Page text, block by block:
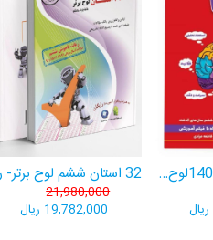
هوش برتر ششم 1404لوح برتر- ((ویژۀ آزمون تیزهوشان پایۀ ششم+ فیلم آموزشی + سامانۀ آزمون‌ساز رایگان))
21,980,000
19,782,000 ریال